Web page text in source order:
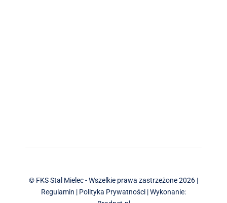
© FKS Stal Mielec - Wszelkie prawa zastrzeżone 2026 |
Regulamin | Polityka Prywatności | Wykonanie: